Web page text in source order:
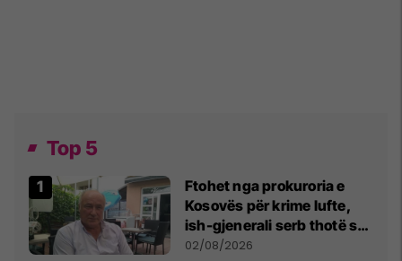
Top 5
Ftohet nga prokuroria e
Kosovës për krime lufte,
ish-gjenerali serb thotë se
dikush e tradhtoi në
02/08/2026